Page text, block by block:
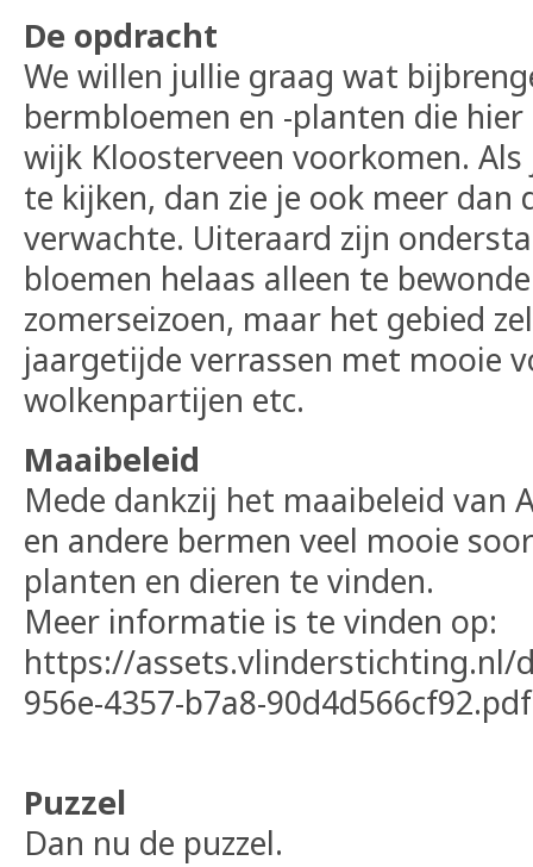
De opdracht
We willen jullie graag wat
bermbloemen en -planten die
wijk Kloosterveen voorkomen.
te kijken, dan zie je ook meer dan
verwachte. Uiteraard zijn
bloemen helaas alleen te
zomerseizoen, maar het gebied
jaargetijde verrassen met mooie
wolkenpartijen etc.
Maaibeleid
Mede dankzij het maaibeleid van
en andere bermen veel mooie
planten en dieren te vinden.
Meer informatie is te vinden op:
https://assets.vlinderstichting.nl/
956e-4357-b7a8-90d4d566cf92.pdf
Puzzel
Dan nu de puzzel.